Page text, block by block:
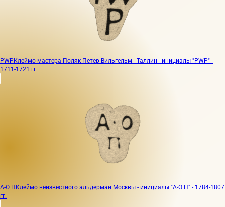
PWPКлеймо мастера Поляк Петер Вильгельм - Таллин - инициалы "PWP" -
1711-1721 гг.
А-О ПКлеймо неизвестного альдерман Москвы - инициалы "А-О П" - 1784-1807
гг.